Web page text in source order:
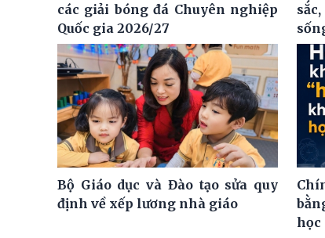
các giải bóng đá Chuyên nghiệp
Quốc gia 2026/27
Bộ Giáo dục và Đào tạo sửa quy
định về xếp lương nhà giáo
học